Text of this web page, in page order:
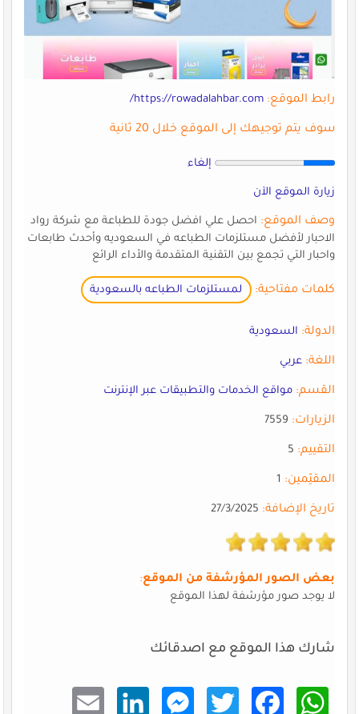
رابط الموقع: https://rowadalahbar.com/
سوف يتم توجيهك إلى الموقع خلال 20 ثانية
إلغاء
زيارة الموقع الآن
وصف الموقع:احصل علي افضل جودة للطباعة مع شركة رواد
الاحبار لأفضل مستلزمات الطباعه في السعوديه وأحدث طابعات
واحبار التي تجمع بين التقنية المتقدمة والأداء الرائع
كلمات مفتاحية: لمستلزمات الطباعه بالسعودية
الدولة: السعودية
اللغة: عربي
القسم: مواقع الخدمات والتطبيقات عبر الإنترنت
الزيارات:7559
التقييم:5
المقيّمين:1
تاريخ الإضافة:27/3/2025
بعض الصور المؤرشفة من الموقع:
لا يوجد صور مؤرشفة لهذا الموقع
شارك هذا الموقع مع اصدقائك
What
sApp
Faceb
ook
Twitt
er
Mess
enger
Linke
dIn
Email